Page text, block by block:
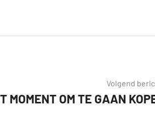
Volgend
MOMENT OM TE GAAN